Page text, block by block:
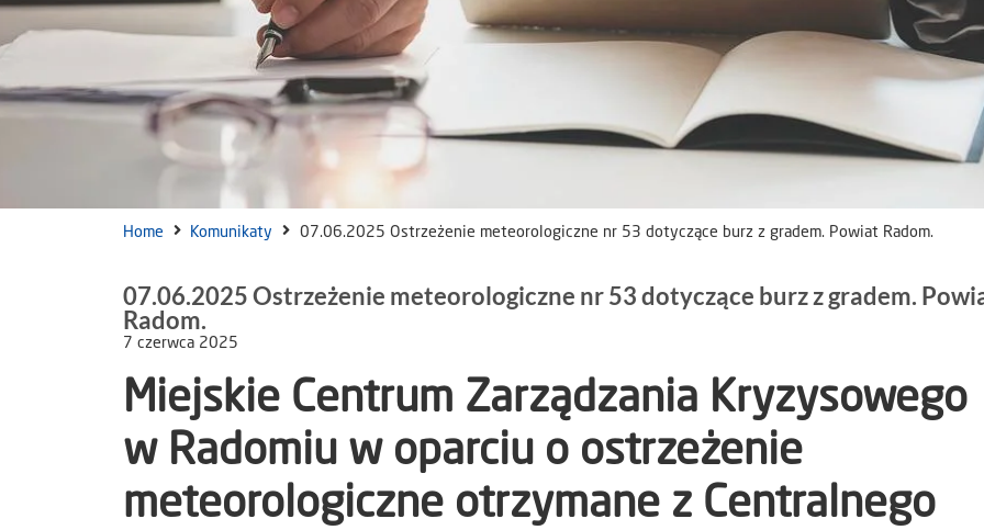
Home Komunikaty 07.06.2025 Ostrzeżenie meteorologiczne nr 53 dotyczące burz z gradem. Powiat Radom.
07.06.2025 Ostrzeżenie meteorologiczne nr 53 dotyczące burz z gradem.
Radom.
7 czerwca 2025
Miejskie Centrum Zarządzania Kryzysowego
w Radomiu w oparciu o ostrzeżenie
meteorologiczne otrzymane z Centralnego